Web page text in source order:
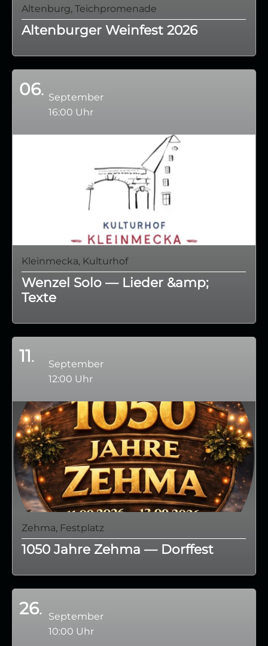
Altenburg, Teichpromenade
Altenburger Weinfest 2026
06
September
16:00 Uhr
Kleinmecka, Kulturhof
Wenzel Solo — Lieder &amp;
Texte
11
September
12:00 Uhr
Zehma, Festplatz
1050 Jahre Zehma — Dorffest
26
September
10:00 Uhr